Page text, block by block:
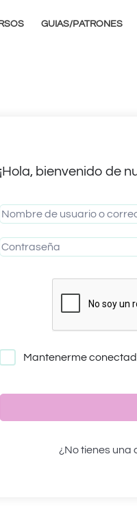
GUIAS/PATRONES
¡Hola, bienvenido de
Mantenerme
¿No tienes una